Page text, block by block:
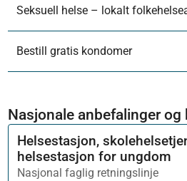
Seksuell helse – lokalt
Bestill gratis kondomer
Nasjonale anbefalinger og
Helsestasjon,
helsestasjon for ungdom
Nasjonal faglig retningslinje